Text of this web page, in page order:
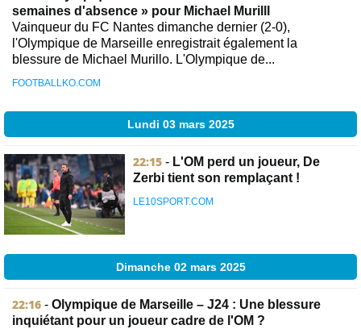
semaines d'absence » pour Michael Murilll
Vainqueur du FC Nantes dimanche dernier (2-0),
l'Olympique de Marseille enregistrait également la
blessure de Michael Murillo. L'Olympique de...
FOOTBALLKO.COM
Lundi 03 mars 2025
22:15 - L'OM perd un joueur, De
Zerbi tient son remplaçant !
LE10SPORT.COM
Dimanche 02 mars 2025
22:16 - Olympique de Marseille – J24 : Une blessure
inquiétant pour un joueur cadre de l'OM ?